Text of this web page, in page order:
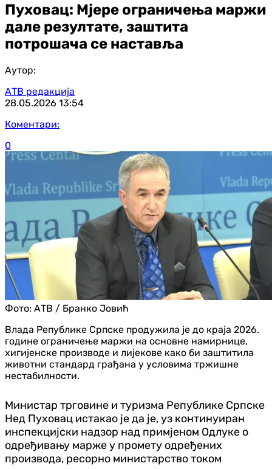
Пуховац: Мјере ограничења маржи
дале резултате, заштита
потрошача се наставља
Аутор:
АТВ редакција
28.05.2026 13:54
Коментари:
0
Фото: АТВ / Бранко Јовић
Влада Републике Српске продужила је до краја 2026.
године ограничење маржи на основне намирнице,
хигијенске производе и лијекове како би заштитила
животни стандард грађана у условима тржишне
нестабилности.
Министар трговине и туризма Републике Српске
Нед Пуховац истакао је да је, уз континуиран
инспекцијски надзор над примјеном Одлуке о
одређивању марже у промету одређених
производа, ресорно министарство током